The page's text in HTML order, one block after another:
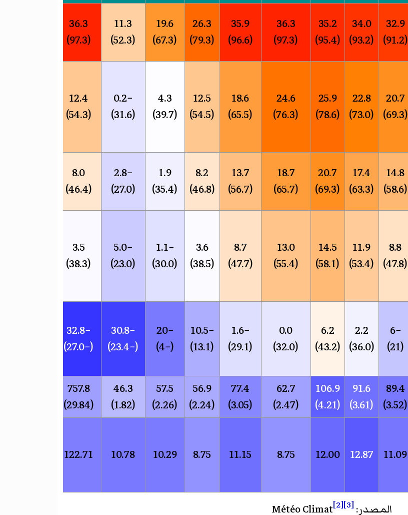
32.9
(91.2)
34.0
(93.2)
35.2
(95.4)
36.3
(97.3)
35.9
(96.6)
26.3
(79.3)
19.6
(67.3)
11.3
(52.3)
36.3
(97.3)
20.7
(69.3)
22.8
(73.0)
25.9
(78.6)
24.6
(76.3)
18.6
(65.5)
12.5
(54.5)
4.3
(39.7)
−0.2
(31.6)
12.4
(54.3)
14.8
(58.6)
17.4
(63.3)
20.7
(69.3)
18.7
(65.7)
13.7
(56.7)
8.2
(46.8)
1.9
(35.4)
−2.8
(27.0)
8.0
(46.4)
8.8
(47.8)
11.9
(53.4)
14.5
(58.1)
13.0
(55.4)
8.7
(47.7)
3.6
(38.5)
−1.1
(30.0)
−5.0
(23.0)
3.5
(38.3)
−6
(21)
2.2
(36.0)
6.2
(43.2)
0.0
(32.0)
−1.6
(29.1)
−10.5
(13.1)
−20
(−4)
−30.8
(−23.4)
−32.8
(−27.0)
89.4
(3.52)
91.6
(3.61)
106.9
(4.21)
62.7
(2.47)
77.4
(3.05)
56.9
(2.24)
57.5
(2.26)
46.3
(1.82)
757.8
(29.84)
11.09
12.87
12.00
8.75
11.15
8.75
10.29
10.78
122.71
المصدر: Météo Climat [2][3]